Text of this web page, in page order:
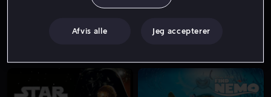
Afvis alle Jeg accepterer